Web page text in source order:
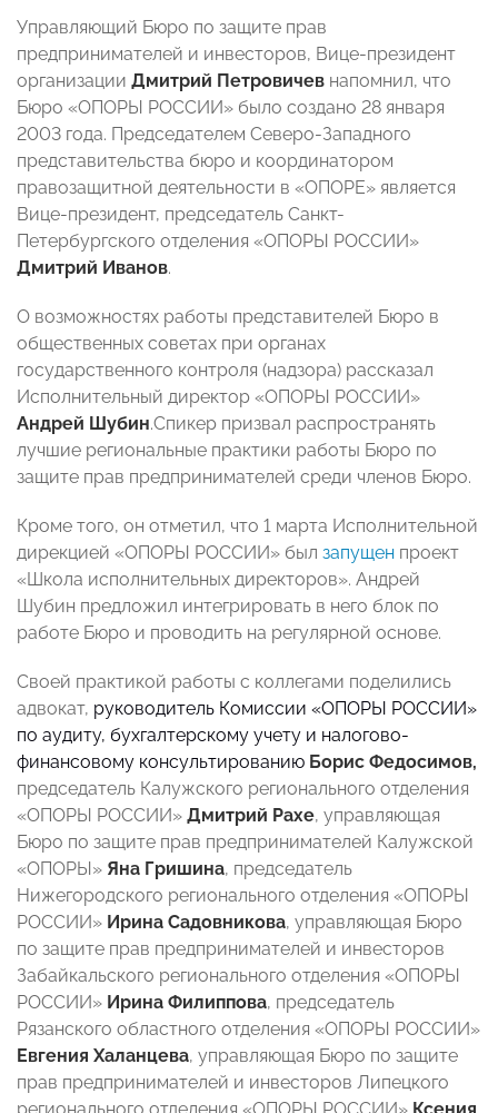
Управляющий Бюро по защите прав
предпринимателей и инвесторов, Вице-президент
организации Дмитрий Петровичев напомнил, что
Бюро «ОПОРЫ РОССИИ» было создано 28 января
2003 года. Председателем Северо-Западного
представительства бюро и координатором
правозащитной деятельности в «ОПОРЕ» является
Вице-президент, председатель Санкт-
Петербургского отделения «ОПОРЫ РОССИИ»
Дмитрий Иванов.
О возможностях работы представителей Бюро в
общественных советах при органах
государственного контроля (надзора) рассказал
Исполнительный директор «ОПОРЫ РОССИИ»
Андрей Шубин.Спикер призвал распространять
лучшие региональные практики работы Бюро по
защите прав предпринимателей среди членов Бюро.
Кроме того, он отметил, что 1 марта Исполнительной
дирекцией «ОПОРЫ РОССИИ» был запущен проект
«Школа исполнительных директоров». Андрей
Шубин предложил интегрировать в него блок по
работе Бюро и проводить на регулярной основе.
Своей практикой работы с коллегами поделились
адвокат, руководитель Комиссии «ОПОРЫ РОССИИ»
по аудиту, бухгалтерскому учету и налогово-
финансовому консультированию Борис Федосимов,
председатель Калужского регионального отделения
«ОПОРЫ РОССИИ» Дмитрий Рахе, управляющая
Бюро по защите прав предпринимателей Калужской
«ОПОРЫ» Яна Гришина, председатель
Нижегородского регионального отделения «ОПОРЫ
РОССИИ» Ирина Садовникова, управляющая Бюро
по защите прав предпринимателей и инвесторов
Забайкальского регионального отделения «ОПОРЫ
РОССИИ» Ирина Филиппова, председатель
Рязанского областного отделения «ОПОРЫ РОССИИ»
Евгения Халанцева, управляющая Бюро по защите
прав предпринимателей и инвесторов Липецкого